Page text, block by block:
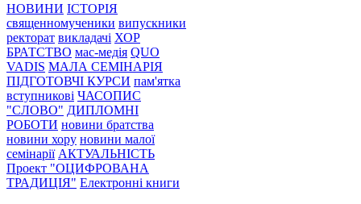
НОВИНИ ІСТОРІЯ
священномученики випускники
ректорат викладачі ХОР
БРАТСТВО мас-медія QUO
VADIS МАЛА СЕМІНАРІЯ
ПІДГОТОВЧІ КУРСИ пам'ятка
вступникові ЧАСОПИС
"СЛОВО" ДИПЛОМНІ
РОБОТИ новини братства
новини хору новини малої
семінарії АКТУАЛЬНІСТЬ
Проект "ОЦИФРОВАНА
ТРАДИЦІЯ" Електронні книги